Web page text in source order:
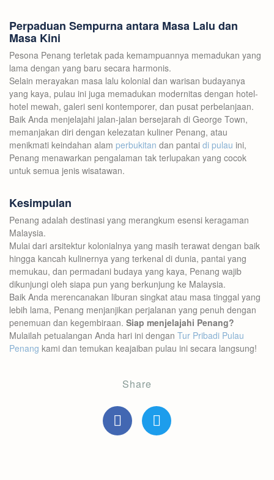
Perpaduan Sempurna antara Masa Lalu dan
Masa Kini
Pesona Penang terletak pada kemampuannya memadukan yang
lama dengan yang baru secara harmonis.
Selain merayakan masa lalu kolonial dan warisan budayanya
yang kaya, pulau ini juga memadukan modernitas dengan hotel-
hotel mewah, galeri seni kontemporer, dan pusat perbelanjaan.
Baik Anda menjelajahi jalan-jalan bersejarah di George Town,
memanjakan diri dengan kelezatan kuliner Penang, atau
menikmati keindahan alam perbukitan dan pantai di pulau ini,
Penang menawarkan pengalaman tak terlupakan yang cocok
untuk semua jenis wisatawan.
Kesimpulan
Penang adalah destinasi yang merangkum esensi keragaman
Malaysia.
Mulai dari arsitektur kolonialnya yang masih terawat dengan baik
hingga kancah kulinernya yang terkenal di dunia, pantai yang
memukau, dan permadani budaya yang kaya, Penang wajib
dikunjungi oleh siapa pun yang berkunjung ke Malaysia.
Baik Anda merencanakan liburan singkat atau masa tinggal yang
lebih lama, Penang menjanjikan perjalanan yang penuh dengan
penemuan dan kegembiraan. Siap menjelajahi Penang?
Mulailah petualangan Anda hari ini dengan Tur Pribadi Pulau
Penang kami dan temukan keajaiban pulau ini secara langsung!
Share